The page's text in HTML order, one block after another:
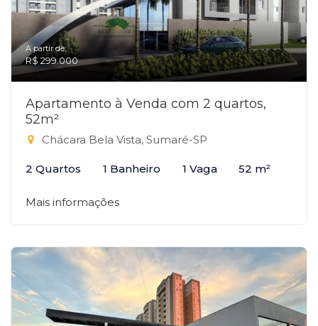
A partir de:
R$ 299.000
Apartamento à Venda com 2 quartos,
52m²
Chácara Bela Vista, Sumaré-SP
2 Quartos 1 Banheiro 1 Vaga 52 m²
Mais informações